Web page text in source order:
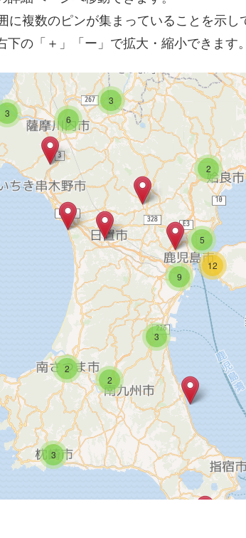
に複数のピンが集まっていることを示
の「＋」「ー」で拡大・縮小できます。
3
2
2
2
5
6
9
3
3
3
12
5